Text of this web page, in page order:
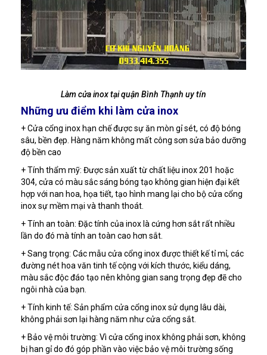
Làm cửa inox tại quận Bình Thạnh uy tín
Những ưu điểm khi làm cửa inox
+ Cửa cổng inox hạn chế được sự ăn mòn gỉ sét, có độ bóng
sâu, bền đẹp. Hàng năm không mất công sơn sửa bảo dưỡng
độ bền cao
+ Tính thẩm mỹ: Được sản xuất từ chất liệu inox 201 hoặc
304, cửa có màu sắc sáng bóng tạo không gian hiện đại kết
hợp với nan hoa, họa tiết, tạo hình mang lại cho bộ cửa cổng
inox sự mềm mại và thanh thoát.
+ Tính an toàn: Đặc tính của inox là cứng hơn sắt rất nhiều
lần do đó mà tính an toàn cao hơn sắt.
+ Sang trọng: Các mẫu cửa cổng inox được thiết kế tỉ mỉ, các
đường nét hoa văn tinh tế cộng với kích thước, kiểu dáng,
màu sắc độc đáo tạo nên không gian sang trọng đẹp đẽ cho
ngôi nhà của bạn.
+ Tính kinh tế: Sản phẩm cửa cổng inox sử dụng lâu dài,
không phải sơn lại hàng năm như cửa cổng sắt.
+ Bảo vệ môi trường: Vì cửa cổng inox không phải sơn, không
bị han gỉ do đó góp phần vào việc bảo vệ môi trường sống